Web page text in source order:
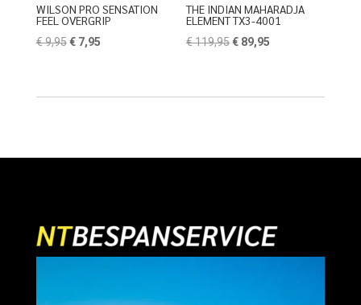
WILSON PRO SENSATION
FEEL OVERGRIP
€9,95 Oorspronkelijke
€7,95Huidige
THE INDIAN MAHARADJA
ELEMENT TX3-4001
€119,95Oorspronkelijke
€ 89,95